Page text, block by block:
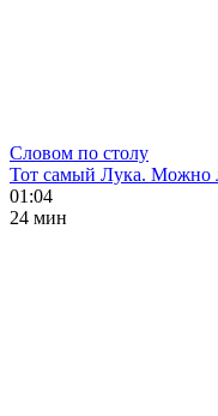
Словом по столу
Тот самый Лука. Можно
01:04
24 мин